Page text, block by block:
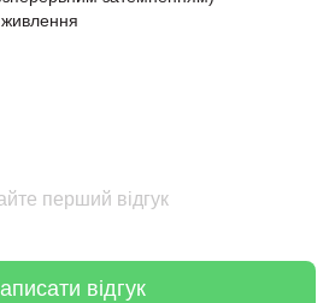
перший відгук
відгук